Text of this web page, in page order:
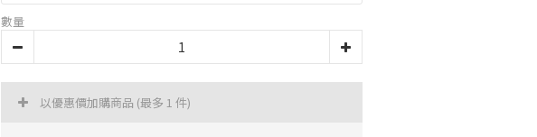
數量
以優惠價加購商品 (最多 1 件)